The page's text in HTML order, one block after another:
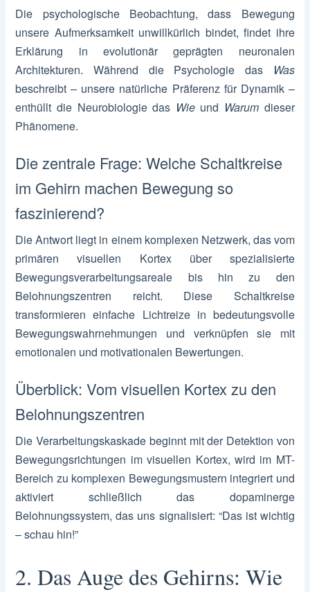
Die psychologische Beobachtung, dass Bewegung
unsere Aufmerksamkeit unwillkürlich bindet, findet ihre
Erklärung in evolutionär geprägten neuronalen
Architekturen. Während die Psychologie das
Was
beschreibt – unsere natürliche Präferenz für Dynamik –
enthüllt die Neurobiologie das Wieund Warumdieser
Phänomene.
Die zentrale Frage: Welche Schaltkreise
im Gehirn machen Bewegung so
faszinierend?
Die Antwort liegt in einem komplexen Netzwerk, das vom
primären visuellen Kortex über spezialisierte
Bewegungsverarbeitungsareale bis hin zu den
Belohnungszentren reicht. Diese Schaltkreise
transformieren einfache Lichtreize in bedeutungsvolle
Bewegungswahrnehmungen und verknüpfen sie mit
emotionalen und motivationalen Bewertungen.
Überblick: Vom visuellen Kortex zu den
Belohnungszentren
Die Verarbeitungskaskade beginnt mit der Detektion von
Bewegungsrichtungen im visuellen Kortex, wird im MT-
Bereich zu komplexen Bewegungsmustern integriert und
aktiviert schließlich das dopaminerge
Belohnungssystem, das uns signalisiert: “Das ist wichtig
– schau hin!”
2. Das Auge des Gehirns: Wie